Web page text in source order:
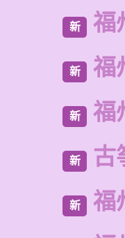
新 福
新 福
新 福
新 古
新 福